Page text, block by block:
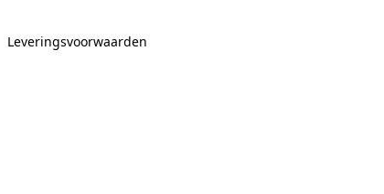
Leveringsvoorwaarden